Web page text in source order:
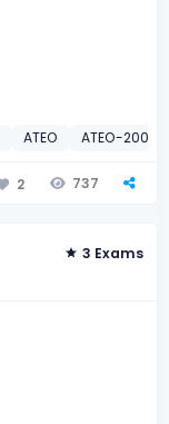
ATEO ATEO-2009
2 737
3 Exams